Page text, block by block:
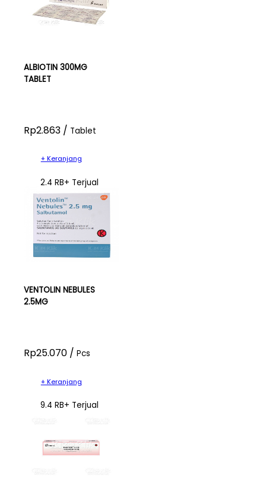
ALBIOTIN 300MG
TABLET
Rp2.863 / Tablet
+ Keranjang
2.4 RB+ Terjual
VENTOLIN NEBULES
2.5MG
Rp25.070 / Pcs
+ Keranjang
9.4 RB+ Terjual